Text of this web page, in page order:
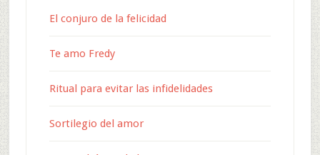
El conjuro de la felicidad
Te amo Fredy
Ritual para evitar las infidelidades
Sortilegio del amor